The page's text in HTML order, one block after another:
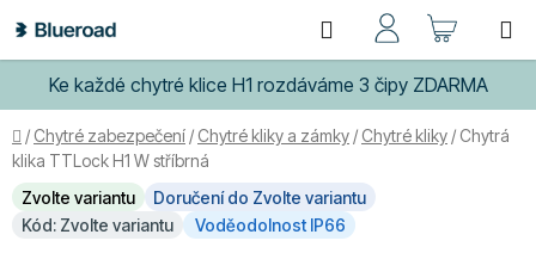
na
obsah
Ke každé chytré klice H1 rozdáváme 3 čipy ZDARMA
Hledat
KOŠÍK
Domů
/ Chytré zabezpečení / Chytré kliky a zámky / Chytré kliky / Chytrá
klika TTLock H1 W stříbrná
Zvolte variantu
Doručení do Zvolte variantu
Kód: Zvolte variantu
Voděodolnost IP66